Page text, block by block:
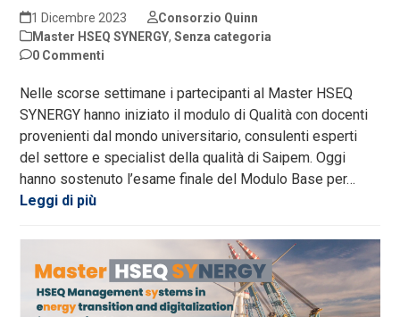
1 Dicembre 2023
Consorzio Quinn
Master HSEQ SYNERGY,Senza categoria
0 Commenti
Nelle scorse settimane i partecipanti al Master HSEQ
SYNERGY hanno iniziato il modulo di Qualità con docenti
provenienti dal mondo universitario, consulenti esperti
del settore e specialist della qualità di Saipem. Oggi
hanno sostenuto l’esame finale del Modulo Base per…
Leggi di più